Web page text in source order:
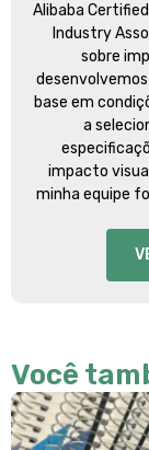
Alibaba
Industry
sobre
base em
a
impacto
minha equipe
Você